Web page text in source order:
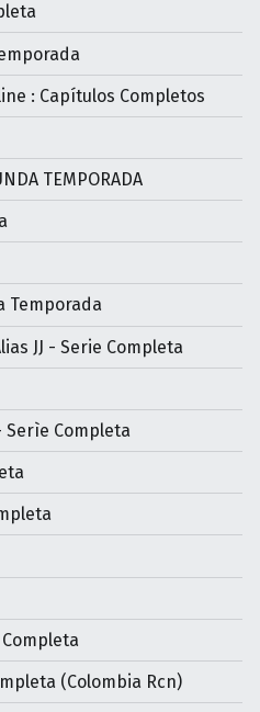
: Capítulos Completos
TEMPORADA
Temporada
JJ - Serie Completa
Completa
(Colombia Rcn)